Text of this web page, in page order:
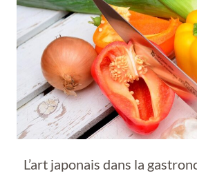
L’art japonais dans la